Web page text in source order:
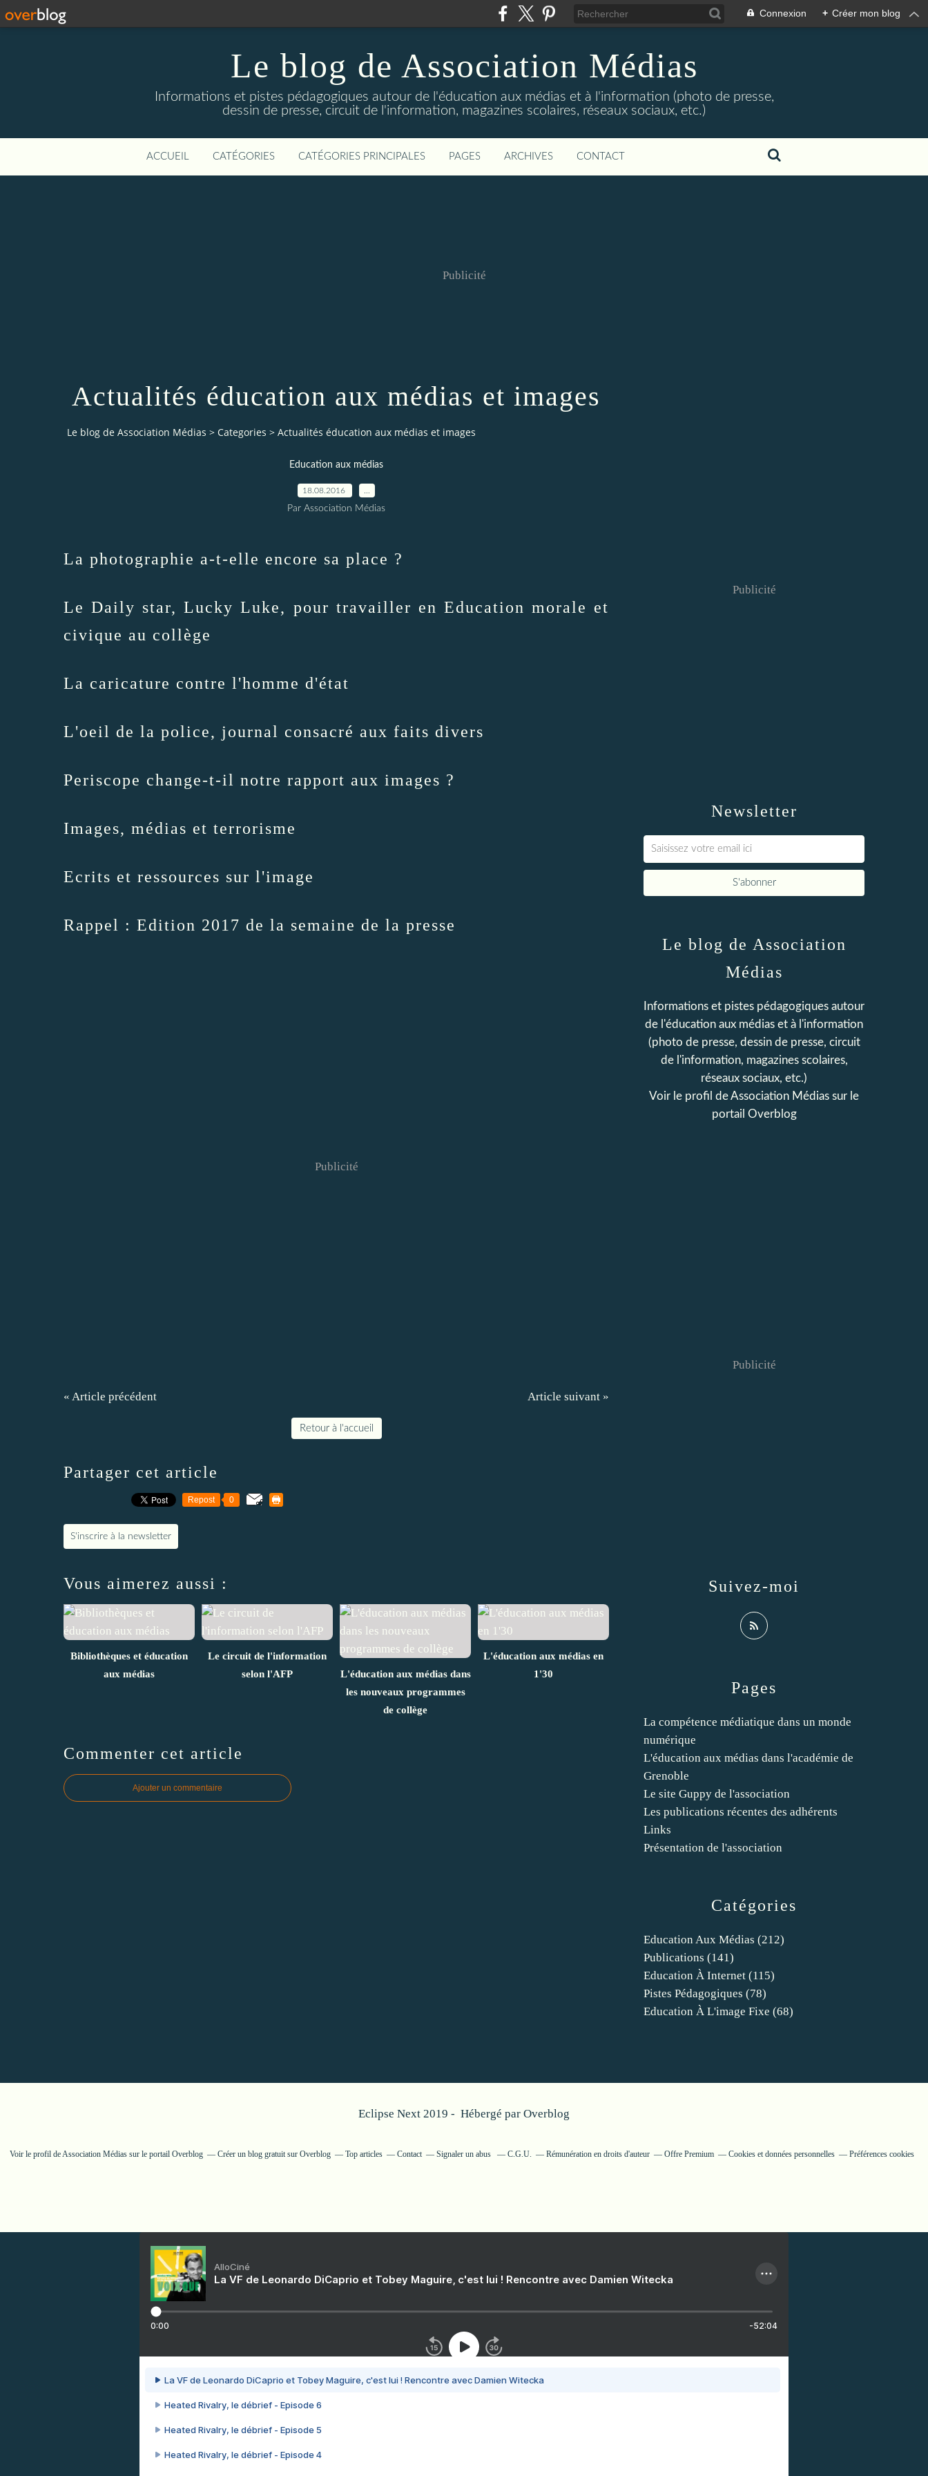
Connexion + Créer mon blog
Le blog de Association Médias
Informations et pistes pédagogiques autour de l'éducation aux médias et à l'information (photo de presse,
dessin de presse, circuit de l'information, magazines scolaires, réseaux sociaux, etc.)
ACCUEIL CATÉGORIES CATÉGORIES PRINCIPALES PAGES ARCHIVES CONTACT
Publicité
Actualités éducation aux médias et images
Le blog de Association Médias > Categories > Actualités éducation aux médias et images
Education aux médias
18.08.2016
Par Association Médias
La photographie a-t-elle encore sa place ?
Le Daily star, Lucky Luke, pour travailler en Education morale et
civique au collège
La caricature contre l'homme d'état
L'oeil de la police, journal consacré aux faits divers
Periscope change-t-il notre rapport aux images ?
Images, médias et terrorisme
Ecrits et ressources sur l'image
Rappel : Edition 2017 de la semaine de la presse
Publicité
« Article précédent Article suivant »
Retour à l'accueil
Partager cet article
Repost 0
S'inscrire à la newsletter
Vous aimerez aussi :
Bibliothèques et éducation
aux médias
Le circuit de l'information
selon l'AFP
L'éducation aux médias dans
les nouveaux programmes
de collège
L'éducation aux médias en
1'30
Commenter cet article
Ajouter un commentaire
Newsletter
Publicité
Catégories
Education Aux Médias (212)
Publications (141)
Education À Internet (115)
Pistes Pédagogiques (78)
Education À L'image Fixe (68)
Pages
La compétence médiatique dans un monde
numérique
L'éducation aux médias dans l'académie de
Grenoble
Le site Guppy de l'association
Les publications récentes des adhérents
Links
Présentation de l'association
Le blog de Association
Médias
Informations et pistes pédagogiques autour
de l'éducation aux médias et à l'information
(photo de presse, dessin de presse, circuit
de l'information, magazines scolaires,
réseaux sociaux, etc.)
Voir le profil deAssociation Médias sur le
portail Overblog
Suivez-moi
Publicité
Eclipse Next 2019 - Hébergé par Overblog
Voir le profil deAssociation Médias sur le portail Overblog Créer un blog gratuit sur Overblog Top articles Contact Signaler un abus C.G.U. Rémunération en droits d'auteur Offre Premium Cookies et données personnelles Préférences cookies
AlloCiné
La VF de Leonardo DiCaprio et Tobey Maguire, c'est lui ! Rencontre avec Damien Witecka
0:00 -52:04
La VF de Leonardo DiCaprio et Tobey Maguire, c'est lui ! Rencontre avec Damien Witecka
Heated Rivalry, le débrief - Episode 6
Heated Rivalry, le débrief - Episode 5
Heated Rivalry, le débrief - Episode 4